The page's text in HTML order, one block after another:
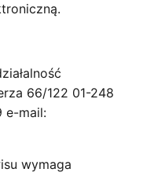
66/122 01-248
e-mail:
wymaga